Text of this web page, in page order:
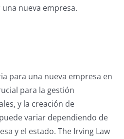
nueva empresa.
para una nueva empresa en
para la gestión
y la creación de
variar dependiendo de
y el estado. The Irving Law